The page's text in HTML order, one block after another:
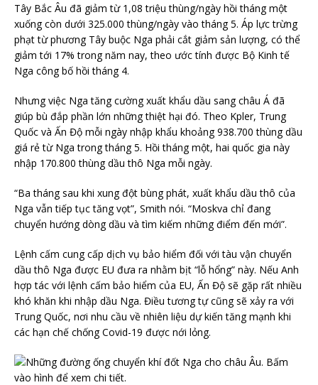
Tây Bắc Âu đã giảm từ 1,08 triệu thùng/ngày hồi tháng một
xuống còn dưới 325.000 thùng/ngày vào tháng 5. Áp lực trừng
phạt từ phương Tây buộc Nga phải cắt giảm sản lượng, có thể
giảm tới 17% trong năm nay, theo ước tính được Bộ Kinh tế
Nga công bố hồi tháng 4.
Nhưng việc Nga tăng cường xuất khẩu dầu sang châu Á đã
giúp bù đắp phần lớn những thiệt hại đó. Theo Kpler, Trung
Quốc và Ấn Độ mỗi ngày nhập khẩu khoảng 938.700 thùng dầu
giá rẻ từ Nga trong tháng 5. Hồi tháng một, hai quốc gia này
nhập 170.800 thùng dầu thô Nga mỗi ngày.
“Ba tháng sau khi xung đột bùng phát, xuất khẩu dầu thô của
Nga vẫn tiếp tục tăng vọt”, Smith nói. “Moskva chỉ đang
chuyển hướng dòng dầu và tìm kiếm những điểm đến mới”.
Lệnh cấm cung cấp dịch vụ bảo hiểm đối với tàu vận chuyển
dầu thô Nga được EU đưa ra nhằm bịt “lỗ hổng” này. Nếu Anh
hợp tác với lệnh cấm bảo hiểm của EU, Ấn Độ sẽ gặp rất nhiều
khó khăn khi nhập dầu Nga. Điều tương tự cũng sẽ xảy ra với
Trung Quốc, nơi nhu cầu về nhiên liệu dự kiến tăng mạnh khi
các hạn chế chống Covid-19 được nới lỏng.